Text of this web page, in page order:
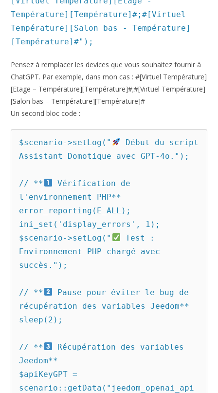
Température][Température]#;#[Virtuel
Température][Salon bas - Température]
[Température]#");
Pensez à remplacer les devices que vous souhaitez fournir à
ChatGPT. Par exemple, dans mon cas : #[Virtuel Température]
[Etage – Température][Température]#;#[Virtuel Température]
[Salon bas – Température][Température]#
Un second bloc code :
$scenario->setLog("
Début du script
Assistant Domotique avec GPT-4o.");
// **
Vérification de
l'environnement PHP**
error_reporting(E_ALL);
ini_set('display_errors', 1);
$scenario->setLog("
Test :
Environnement PHP chargé avec
succès.");
// **
Pause pour éviter le bug de
récupération des variables Jeedom**
sleep(2);
// **
Récupération des variables
Jeedom**
$apiKeyGPT =
scenario::getData("jeedom_openai_api